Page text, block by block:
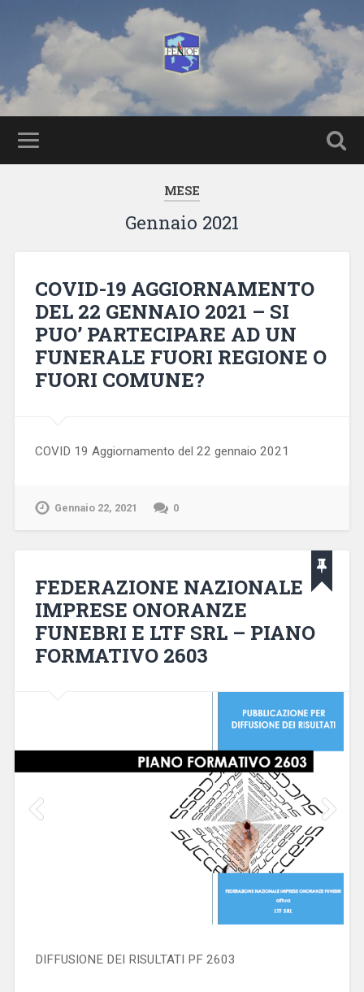
MESE
Gennaio 2021
COVID-19 AGGIORNAMENTO
DEL 22 GENNAIO 2021 – SI
PUO’ PARTECIPARE AD UN
FUNERALE FUORI REGIONE O
FUORI COMUNE?
COVID 19 Aggiornamento del 22 gennaio 2021
Gennaio 22, 2021 0
FEDERAZIONE NAZIONALE
IMPRESE ONORANZE
FUNEBRI E LTF SRL – PIANO
FORMATIVO 2603
DIFFUSIONE DEI RISULTATI PF 2603